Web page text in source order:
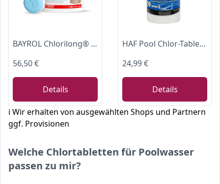
BAYROL Chlorilong® Ultimate 7 – Chlortabletten für Pool 7-in-1 – Vollständige Desinfektion von Poolwasser und Filter – 16 x 300 g (4,8 kg)
56,50 €
Details
HAF Pool Chlor-Tabletten (1 x 1 kg Dose) – langsam lösliche Chlortabletten (100g pro Stück) | Chlor Multitabs 10in1 für Poolpflege, Dauerdesinfektion, Algenvorbeugung & hygienisch klares Poolwasser
24,99 €
Details
ℹ️ Wir erhalten von ausgewählten Shops und Partnern
ggf. Provisionen
Welche Chlortabletten für Poolwasser
passen zu mir?